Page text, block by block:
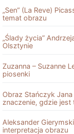
„Sen” (La Reve)
temat obrazu
„Ślady życia”
Olsztynie
Zuzanna – Suzanne
piosenki
Obraz Stańczyk
znaczenie, gdzie jest
Aleksander
interpretacja obrazu